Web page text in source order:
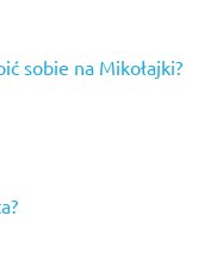
sobie na Mikołajki?